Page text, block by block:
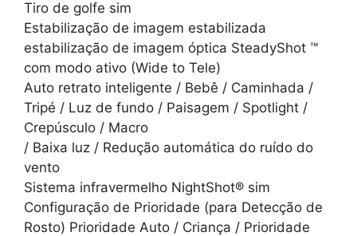
Tiro de golfe sim
Estabilização de imagem estabilizada
estabilização de imagem óptica SteadyShot ™
com modo ativo (Wide to Tele)
Auto retrato inteligente / Bebê / Caminhada /
Tripé / Luz de fundo / Paisagem / Spotlight /
Crepúsculo / Macro
/ Baixa luz / Redução automática do ruído do
vento
Sistema infravermelho NightShot® sim
Configuração de Prioridade (para Detecção de
Rosto) Prioridade Auto / Criança / Prioridade